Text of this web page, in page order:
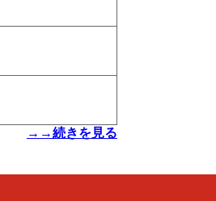
→→続きを見る